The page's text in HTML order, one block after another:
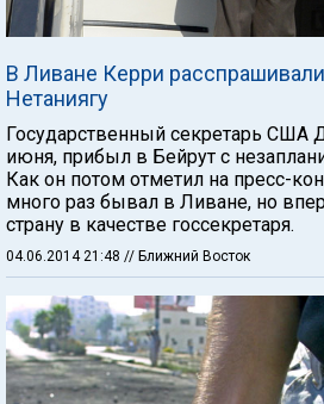
В Ливане Керри
Нетаниягу
Государственный секретарь США
июня, прибыл в Бейрут с
Как он потом отметил на пресс-
много раз бывал в Ливане, но
страну в качестве госсекретаря.
04.06.2014 21:48 // Ближний Восток